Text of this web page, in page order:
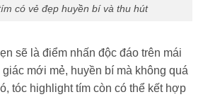
có vẻ đẹp huyền bí và thu hút
sẽ là điểm nhấn độc đáo trên mái
mới mẻ, huyền bí mà không quá
tóc highlight tím còn có thể kết hợp